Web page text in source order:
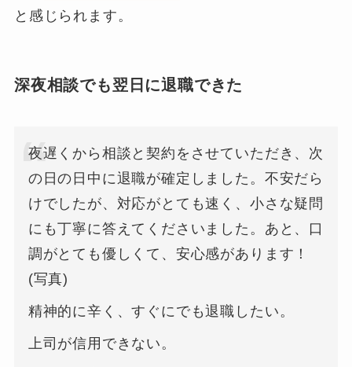
と感じられます。
深夜相談でも翌日に退職できた
夜遅くから相談と契約をさせていただき、次
の日の日中に退職が確定しました。不安だら
けでしたが、対応がとても速く、小さな疑問
にも丁寧に答えてくださいました。あと、口
調がとても優しくて、安心感があります！
(写真)
精神的に辛く、すぐにでも退職したい。
上司が信用できない。